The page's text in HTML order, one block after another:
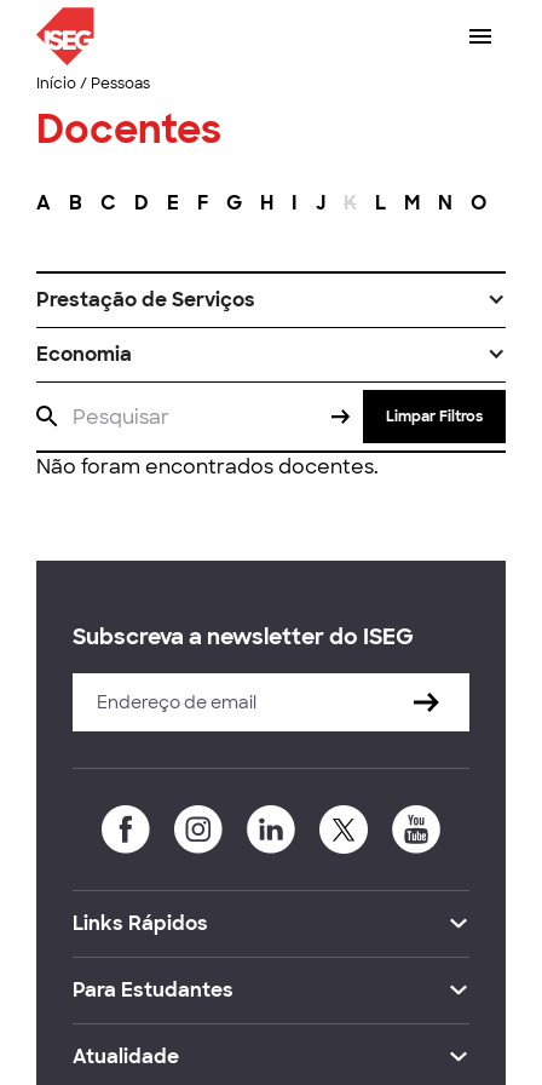
Início/ Pessoas
Docentes
A B C D E F G H I J K L M N O
Prestação de Serviços
Economia
Limpar Filtros
Não foram encontrados docentes.
Subscreva a newsletter do ISEG
Links Rápidos
Para Estudantes
Atualidade